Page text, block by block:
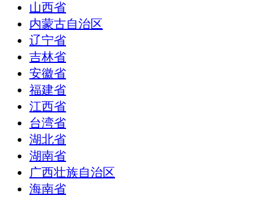
山西省
内蒙古自治区
辽宁省
吉林省
安徽省
福建省
江西省
台湾省
湖北省
湖南省
广西壮族自治区
海南省